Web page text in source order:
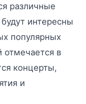
различные
интересны
популярных
отмечается в
концерты,
и